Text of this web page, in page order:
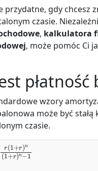
przydatne, gdy chcesz
czasie.
, kalkulatora
, może pomóc Ci
wzory
może być
czasie.
+r)n(1+r)n−1